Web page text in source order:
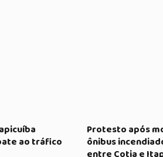
ao tráfico
Protesto após
ônibus